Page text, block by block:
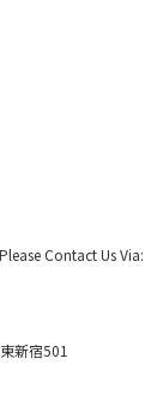
Contact Us Via:
新宿501